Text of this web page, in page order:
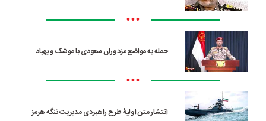
•••
حمله به مواضع مزدوران سعودی با موشک و پهپاد
•••
انتشار متن اولیۀ طرح راهبردی مدیریت تنگه هرمز